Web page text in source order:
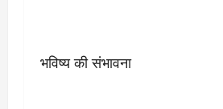
भविष्य की संभावना